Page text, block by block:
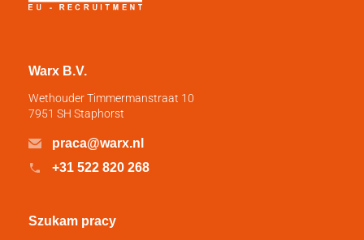
Warx B.V.
Wethouder Timmermanstraat 10
7951 SH Staphorst
praca@warx.nl
+31 522 820 268
Szukam pracy